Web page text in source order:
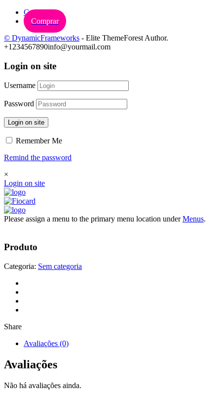
Carrinho
Comprar
© DynamicFrameworks - Elite ThemeForest Author.
+1234567890info@yourmail.com
Login on site
Username
Password
Login on site
Remember Me
Remind the password
×
Login on site
Please assign a menu to the primary menu location underMenus.
Produto
Categoria: Sem categoria
Share
Avaliações (0)
Avaliações
Não há avaliações ainda.